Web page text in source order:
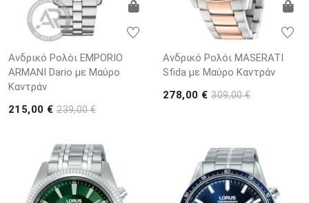
Ανδρικό Ρολόι EMPORIO
ARΜΑΝΙ Dario με Μαύρο
Καντράν
215,00 €239,00 €
Ανδρικό Ρολόι MASERATI
Sfida με Μαύρο Καντράν
278,00 €309,00 €